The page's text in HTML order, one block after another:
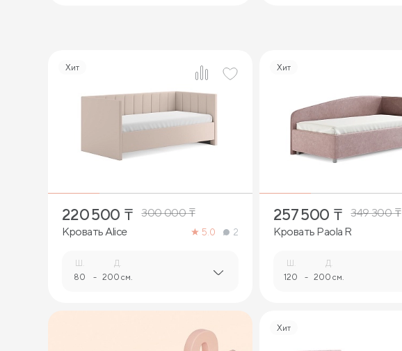
Хит
5
220 500 ₸ 300 000₸
Кровать Alice
5.0 2
Ш.
80 -
Д.
200 см.
Хит
4
257 500 ₸ 349 300₸
Кровать Paola R
Ш.
120 -
Д.
200 см.
Хит